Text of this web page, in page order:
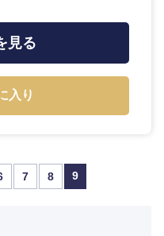
見る
入り
7 8 9